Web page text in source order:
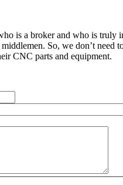
is a broker and who is truly
So, we don’t
CNC parts and equipment.